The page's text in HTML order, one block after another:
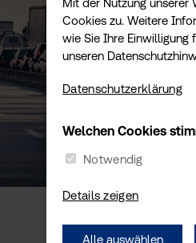
TÜV
Auf
Mit der Nutzung unserer
Cookies zu. Weitere
wie Sie Ihre Einwilligung
unseren
Datenschutzerklärung
Welchen Cookies
Notwendig
Details zeigen
Alle auswählen